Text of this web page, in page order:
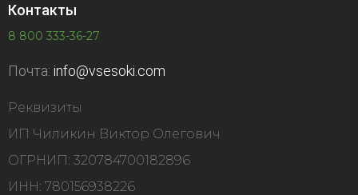
Контакты
8 800 333-36-27
Почта: info@vsesoki.com
Реквизиты
ИП Чиликин Виктор Олегович
ОГРНИП: 320784700182896
ИНН: 780156938226